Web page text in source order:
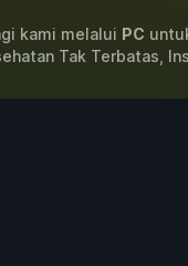
kami melalui PC
Tak Terbatas,